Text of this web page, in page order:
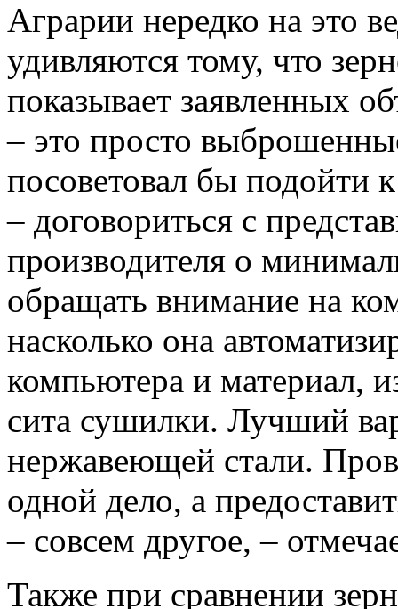
Аграрии нередко на это
удивляются тому, что
показывает заявленных
– это просто
посоветовал бы подойти
– договориться с
производителя о
обращать внимание на
насколько она
компьютера и материал,
сита сушилки. Лучший
нержавеющей стали.
одной дело, а
– совсем другое, –
Также при сравнении